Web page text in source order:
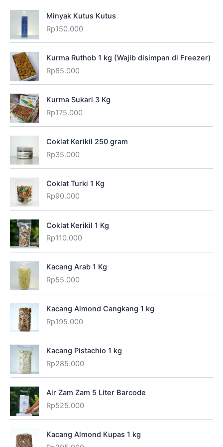
Minyak Kutus Kutus
Rp150.000
Kurma Ruthob 1 kg (Wajib disimpan di Freezer)
Rp85.000
Kurma Sukari 3 Kg
Rp175.000
Coklat Kerikil 250 gram
Rp35.000
Coklat Turki 1 Kg
Rp90.000
Coklat Kerikil 1 Kg
Rp110.000
Kacang Arab 1 Kg
Rp55.000
Kacang Almond Cangkang 1 kg
Rp195.000
Kacang Pistachio 1 kg
Rp285.000
Air Zam Zam 5 Liter Barcode
Rp525.000
Kacang Almond Kupas 1 kg